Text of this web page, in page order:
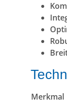
Merkmal